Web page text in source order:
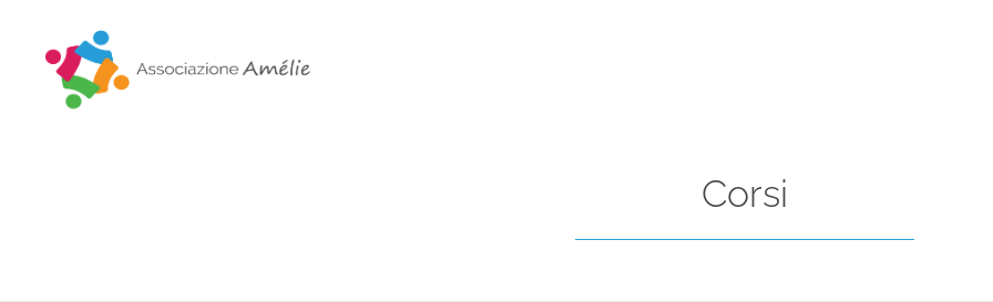
Corsi